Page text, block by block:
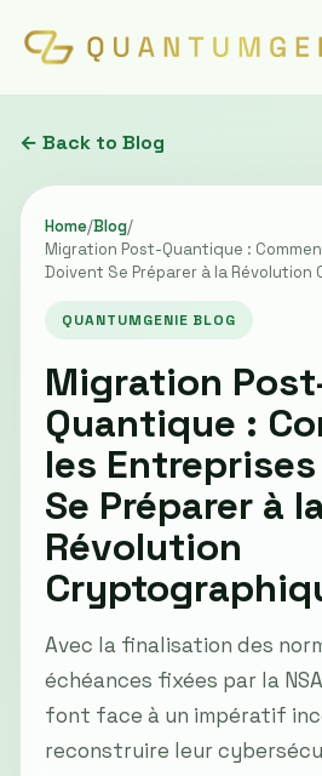
← Back to Blog
Home/Blog/
Migration Post-Quantique :
Doivent Se Préparer à la
QUANTUMGENIE BLOG
Migration
Quantique :
les
Se Préparer à
Révolution
Avec la finalisation des
échéances fixées par la
font face à un impératif
reconstruire leur